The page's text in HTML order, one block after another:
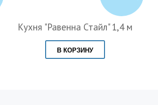
Кухня "Равенна Стайл" 1,4 м
В КОРЗИНУ